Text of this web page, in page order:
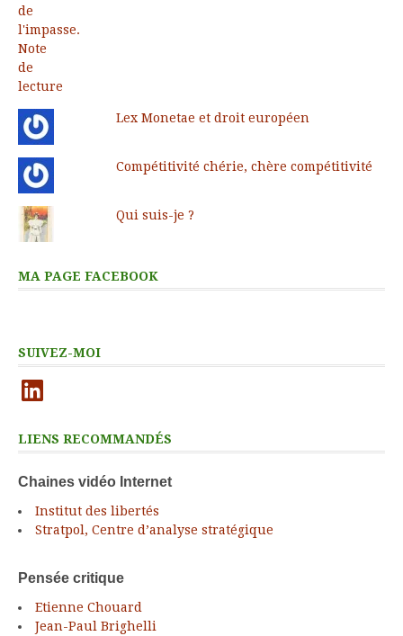
Lex Monetae et droit européen
Compétitivité chérie, chère compétitivité
Qui suis-je ?
MA PAGE FACEBOOK
SUIVEZ-MOI
LinkedIn
LIENS RECOMMANDÉS
Chaines vidéo Internet
Institut des libertés
Stratpol, Centre d’analyse stratégique
Pensée critique
Etienne Chouard
Jean-Paul Brighelli